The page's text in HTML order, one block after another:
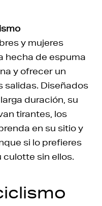
y mujeres
hecha de espuma
y ofrecer un
salidas. Diseñados
duración, su
tirantes, los
en su sitio y
si lo prefieres
sin ellos.